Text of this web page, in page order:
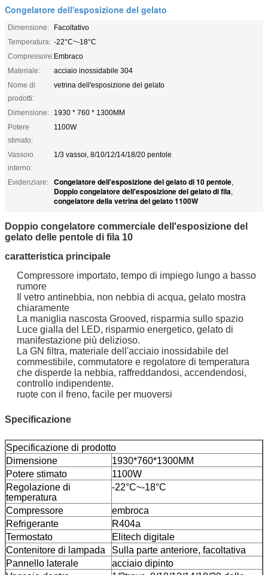
Congelatore dell'esposizione del gelato
Dimensione:
Facoltativo
Temperatura: -22°C~-18°C
Compressore:Embraco
Materiale:
acciaio inossidabile 304
Nome di
prodotti:
vetrina dell'esposizione del gelato
Dimensione:
1930 * 760 * 1300MM
Potere
stimato:
1100W
Vassoio
interno:
1/3 vassoi, 8/10/12/14/18/20 pentole
Evidenziare: Congelatore dell'esposizione del gelato di 10 pentole,
Doppio congelatore dell'esposizione del gelato di fila,
congelatore della vetrina del gelato 1100W
Doppio congelatore commerciale dell'esposizione del
gelato delle pentole di fila 10
caratteristica principale
Compressore importato, tempo di impiego lungo a basso
rumore
Il vetro antinebbia, non nebbia di acqua, gelato mostra
chiaramente
La maniglia nascosta Grooved, risparmia sullo spazio
Luce gialla del LED, risparmio energetico, gelato di
manifestazione più delizioso.
La GN filtra, materiale dell'acciaio inossidabile del
commestibile, commutatore e regolatore di temperatura
che disperde la nebbia, raffreddandosi, accendendosi,
controllo indipendente.
ruote con il freno, facile per muoversi
Specificazione
Specificazione di prodotto
Dimensione
1930*760*1300MM
Potere stimato
1100W
Regolazione di
temperatura
-22°C~-18°C
Compressore
embroca
Refrigerante
R404a
Termostato
Elitech digitale
Contenitore di lampada
Sulla parte anteriore, facoltativa
Pannello laterale
acciaio dipinto